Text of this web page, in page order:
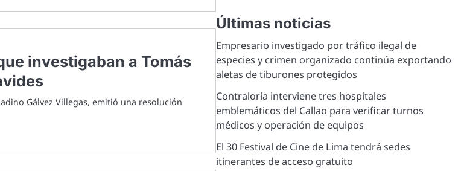
investigaban a Tomás
Gálvez Villegas, emitió una resolución
Últimas noticias
Empresario investigado por tráfico ilegal de
especies y crimen organizado continúa exportando
aletas de tiburones protegidos
Contraloría interviene tres hospitales
emblemáticos del Callao para verificar turnos
médicos y operación de equipos
El 30 Festival de Cine de Lima tendrá sedes
itinerantes de acceso gratuito